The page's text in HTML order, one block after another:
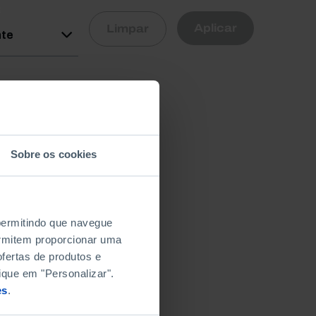
Sobre os cookies
que navegue
proporcionar uma
de produtos e
em "Personalizar".
.